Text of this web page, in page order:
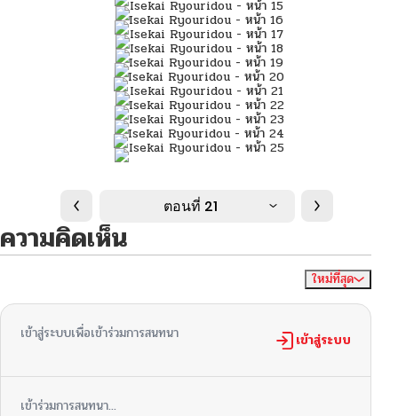
ตอนที่ 21
ความคิดเห็น
ใหม่ที่สุด
เข้าสู่ระบบเพื่อเข้าร่วมการสนทนา เข้าสู่ระบบ
เข้าร่วมการสนทนา...